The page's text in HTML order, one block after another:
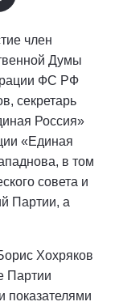
член
Думы
ФС РФ
секретарь
Россия»
«Единая
в том
совета и
Партии, а
Хохряков
Партии
показателями